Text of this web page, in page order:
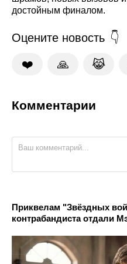
достойным финалом.
Оцените новость
❤️ 🙏 😹
Комментарии
Приквелам "Звёздных
контрабандиста отдали